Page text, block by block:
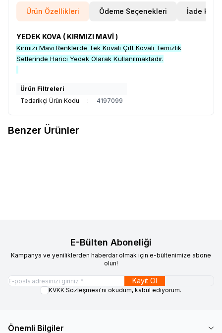
Ürün Özellikleri Ödeme Seçenekleri İade
YEDEK KOVA ( KIRMIZI MAVİ )
Kırmızı Mavi Renklerde Tek Kovalı Çift Kovalı Temizlik
Setlerinde Harici Yedek Olarak Kullanılmaktadır.
Ürün Filtreleri
Tedarikçi Ürün Kodu
: 4197099
Benzer Ürünler
E-Bülten Aboneliği
Kampanya ve yeniliklerden haberdar olmak için e-bültenimize abone
olun!
Kayıt Ol
KVKK Sözleşmesi'ni okudum, kabul ediyorum.
Önemli Bilgiler